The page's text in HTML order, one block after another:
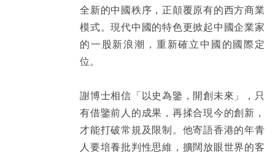
全新的中國秩序，正顛覆原有的西方商業
模式。現代中國的特色更掀起中國企業家
的一股新浪潮，重新確立中國的國際定
位。
謝博士相信「以史為鑒，開創未來」，只
有借鑒前人的成果，再揉合現今的創新，
才能打破常規及限制。他寄語香港的年青
人要培養批判性思維，擴闊放眼世界的客